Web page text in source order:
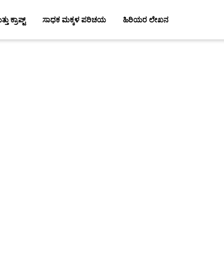
ಕ್ರಾಪ್ಟ್ ಸಾಧಕ ಮಕ್ಕಳ ಪರಿಚಯ ಹಿರಿಯರ ಲೇಖನ